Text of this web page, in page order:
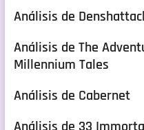
Análisis de
Análisis de The
Millennium Tales
Análisis de Cabernet